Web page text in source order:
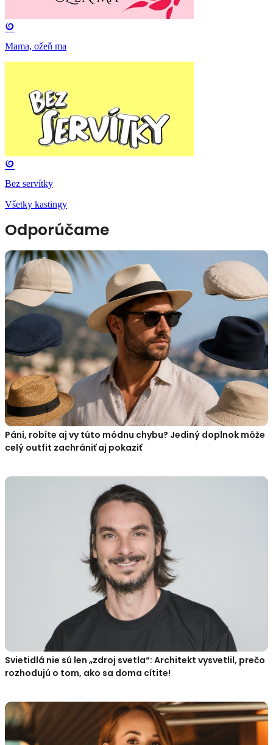
Mama, ožeň ma
Bez servítky
Všetky kastingy
Odporúčame
Páni, robíte aj vy túto módnu chybu? Jediný doplnok môže
celý outfit zachrániť aj pokaziť
Svietidlá nie sú len „zdroj svetla“: Architekt vysvetlil, prečo
rozhodujú o tom, ako sa doma cítite!